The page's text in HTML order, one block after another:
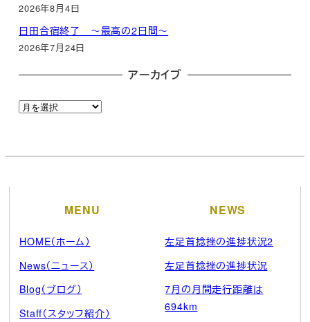
2026年8月4日
日田合宿終了 ～最高の2日間～
2026年7月24日
アーカイブ
ア
イ
MENU
HOME（ホーム）
News（ニュース）
Blog（ブログ）
Staff（スタッフ紹介）
NEWS
左足首捻挫の進捗状況2
左足首捻挫の進捗状況
7月の月間走行距離は
694km